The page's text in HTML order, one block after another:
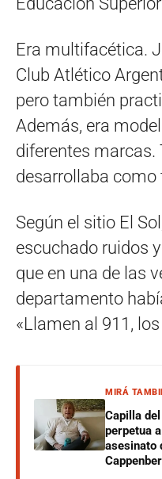
Era multifacética.
Club Atlético
pero también
Además, era
diferentes marcas.
desarrollaba como
Según el sitio El
escuchado ruidos
que en una de las
departamento
«Llamen al 911,
MIRÁ
Capilla
perpetua
asesinato